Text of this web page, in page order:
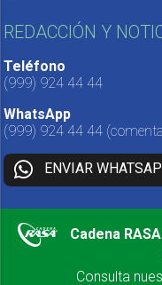
REDACCIÓN Y
Teléfono
(999) 924 44 44
WhatsApp
(999) 924 44 44
ENVIAR
Cadena RASA
Consulta